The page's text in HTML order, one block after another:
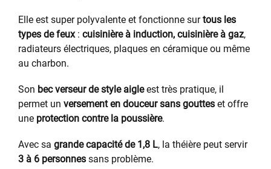
Elle est super polyvalente et fonctionne surtous les
types de feux: cuisinière à induction, cuisinière à gaz,
radiateurs électriques, plaques en céramique ou même
au charbon.
Son bec verseur de style aigleest très pratique, il
permet un versement en douceur sans gouttes et offre
une protection contre la poussière.
Avec sa grande capacité de 1,8 L, la théière peut servir
3 à 6 personnes sans problème.